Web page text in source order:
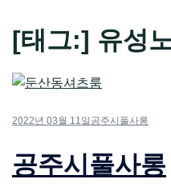
[태그:] 유성
2022년 03월 11일 공주시풀사롱
공주시풀사롱